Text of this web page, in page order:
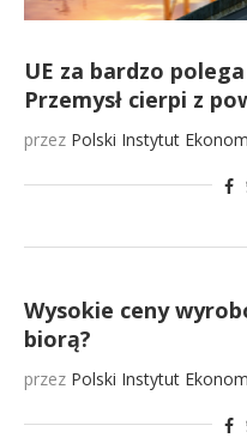
UE za bardzo
Przemysł cierpi z
przez Polski Instytut
Wysokie ceny
biorą?
przez Polski Instytut